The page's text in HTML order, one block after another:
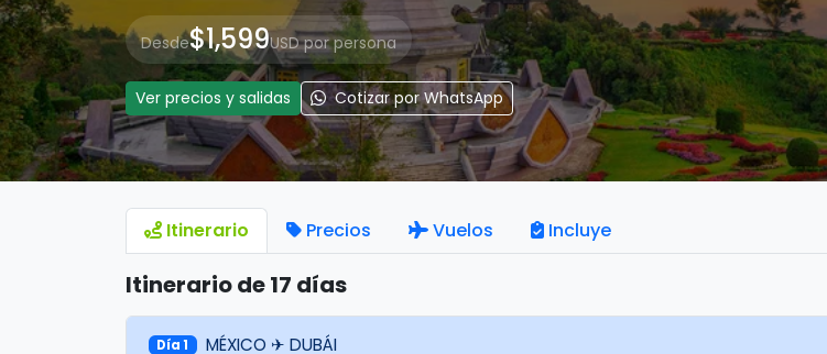
Desde$1,599USD por persona
Ver precios y salidas Cotizar por WhatsApp
Itinerario Precios Vuelos Incluye
Itinerario de 17 días
Día 1 MÉXICO ✈ DUBÁI